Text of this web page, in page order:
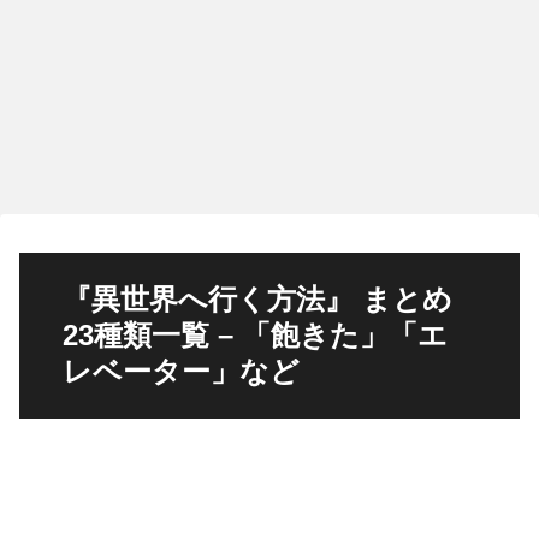
『異世界へ行く方法』 まとめ
23種類一覧 – 「飽きた」「エ
レベーター」など